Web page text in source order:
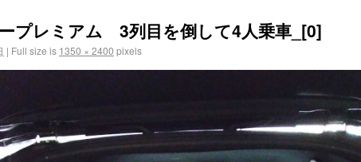
プレミアム 3列目を倒して4人乗車_[0]
| Full size is 1350 × 2400 pixels